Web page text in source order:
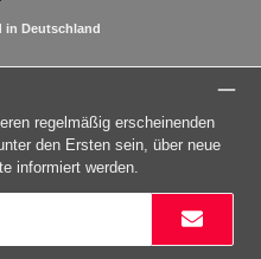
in Deutschland
regelmäßig erscheinenden
den Ersten sein, über neue
informiert werden.